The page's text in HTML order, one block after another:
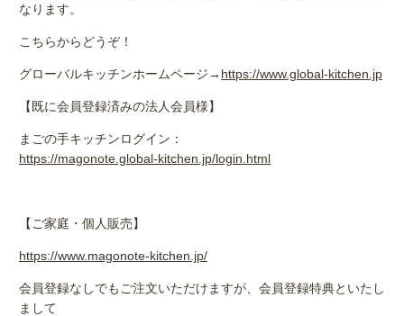
なります。
こちらからどうぞ！
グローバルキッチンホームページ→ https://www.global-kitchen.jp
【既に会員登録済みの法人会員様】
まごの手キッチンログイン：
https://magonote.global-kitchen.jp/login.html
【ご家庭・個人販売】
https://www.magonote-kitchen.jp/
会員登録なしでもご注文いただけますが、会員登録特典といたし
まして